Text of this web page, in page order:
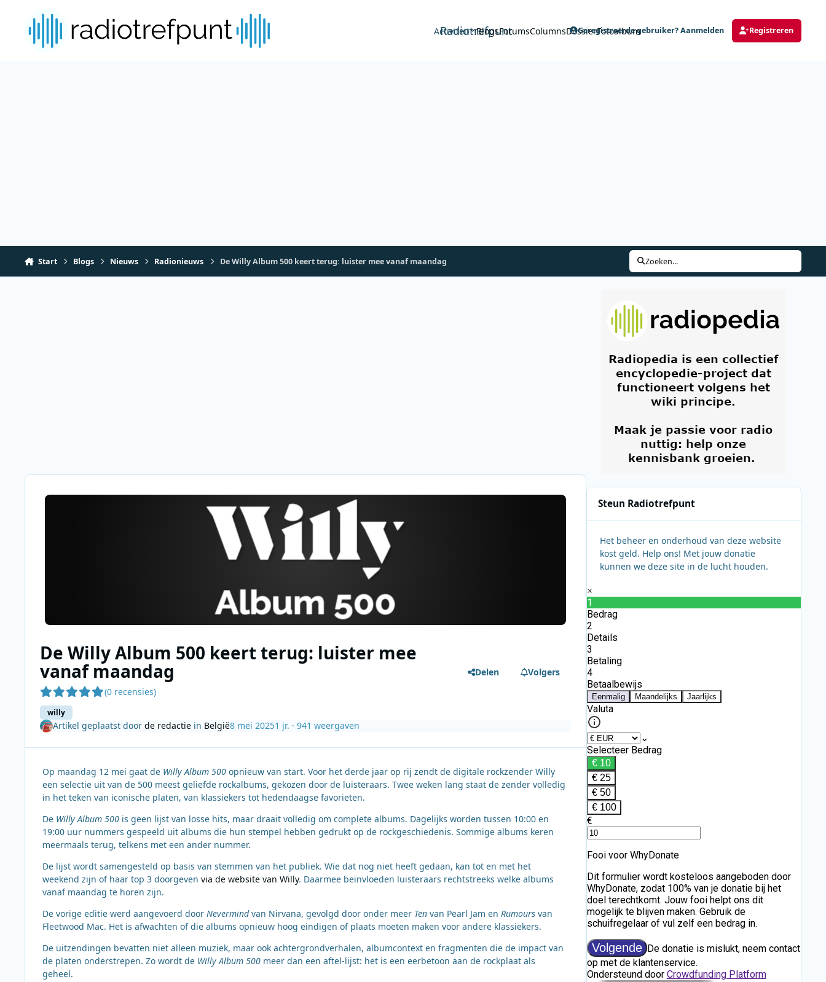
Radiotrefpunt
Activiteit BlogsForumsColumnsDossierFotoalbum
Geregistreerde gebruiker? Aanmelden Registreren
Start Blogs Nieuws Radionieuws De Willy Album 500 keert terug: luister mee vanaf maandag Zoeken...
De Willy Album 500 keert terug: luister mee
vanaf maandag
(0 recensies)
willy
Delen Volgers
Artikel geplaatst door de redactiein België8 mei 20251 jr. · 941 weergaven
Op maandag 12 mei gaat de Willy Album 500 opnieuw van start. Voor het derde jaar op rij zendt de digitale rockzender Willy
een selectie uit van de 500 meest geliefde rockalbums, gekozen door de luisteraars. Twee weken lang staat de zender volledig
in het teken van iconische platen, van klassiekers tot hedendaagse favorieten.
De Willy Album 500 is geen lijst van losse hits, maar draait volledig om complete albums. Dagelijks worden tussen 10:00 en
19:00 uur nummers gespeeld uit albums die hun stempel hebben gedrukt op de rockgeschiedenis. Sommige albums keren
meermaals terug, telkens met een ander nummer.
De lijst wordt samengesteld op basis van stemmen van het publiek. Wie dat nog niet heeft gedaan, kan tot en met het
weekend zijn of haar top 3 doorgeven via de website van Willy. Daarmee beïnvloeden luisteraars rechtstreeks welke albums
vanaf maandag te horen zijn.
De vorige editie werd aangevoerd door Nevermindvan Nirvana, gevolgd door onder meer Ten van Pearl Jam en Rumours van
Fleetwood Mac. Het is afwachten of die albums opnieuw hoog eindigen of plaats moeten maken voor andere klassiekers.
De uitzendingen bevatten niet alleen muziek, maar ook achtergrondverhalen, albumcontext en fragmenten die de impact van
de platen onderstrepen. Zo wordt de Willy Album 500 meer dan een aftel-lijst: het is een eerbetoon aan de rockplaat als
geheel.
Steun Radiotrefpunt
Het beheer en onderhoud van deze website
kost geld. Help ons! Met jouw donatie
kunnen we deze site in de lucht houden.